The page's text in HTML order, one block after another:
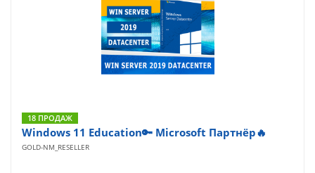
18 ПРОДАЖ
Windows 11 Education🔑 Microsoft Партнёр🔥
GOLD-NM_RESELLER